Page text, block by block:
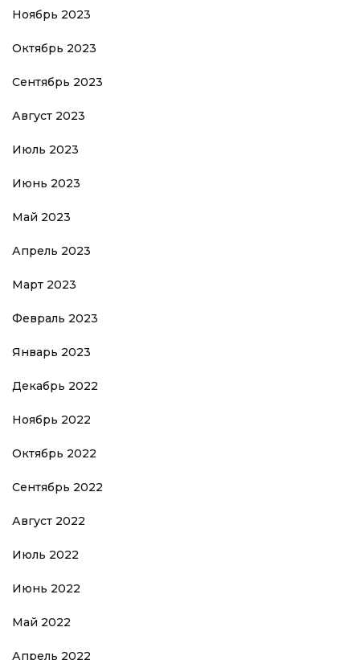
Ноябрь 2023
Октябрь 2023
Сентябрь 2023
Август 2023
Июль 2023
Июнь 2023
Май 2023
Апрель 2023
Март 2023
Февраль 2023
Январь 2023
Декабрь 2022
Ноябрь 2022
Октябрь 2022
Сентябрь 2022
Август 2022
Июль 2022
Июнь 2022
Май 2022
Апрель 2022